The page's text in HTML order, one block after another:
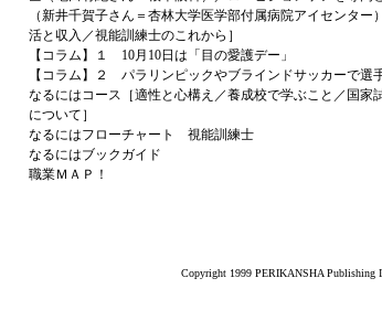
（新井千賀子さん＝杏林大学医学部付属病院アイセンター
活と収入／視能訓練士のこれから］
【コラム】１ 10月10日は「目の愛護デー」
【コラム】２ パラリンピックやブラインドサッカーで選
なるにはコース［適性と心構え／養成校で学ぶこと／国家
について］
なるにはフローチャート 視能訓練士
なるにはブックガイド
職業ＭＡＰ！
Copyright 1999 PERIKANSHA Publishing